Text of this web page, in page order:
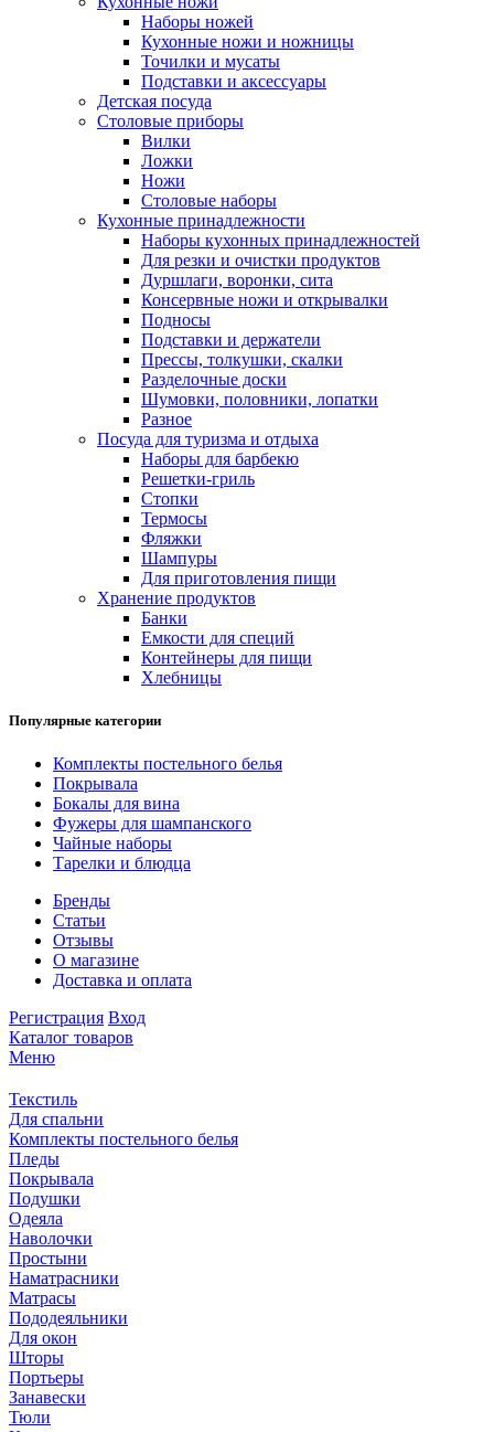
Наборы ножей
Кухонные ножи и ножницы
Точилки и мусаты
Подставки и аксессуары
Детская посуда
Столовые приборы
Вилки
Ложки
Ножи
Столовые наборы
Кухонные принадлежности
Наборы кухонных принадлежностей
Для резки и очистки продуктов
Дуршлаги, воронки, сита
Консервные ножи и открывалки
Подносы
Подставки и держатели
Прессы, толкушки, скалки
Разделочные доски
Шумовки, половники, лопатки
Разное
Посуда для туризма и отдыха
Наборы для барбекю
Решетки-гриль
Стопки
Термосы
Фляжки
Шампуры
Для приготовления пищи
Хранение продуктов
Банки
Емкости для специй
Контейнеры для пищи
Хлебницы
Популярные категории
Комплекты постельного белья
Покрывала
Бокалы для вина
Фужеры для шампанского
Чайные наборы
Тарелки и блюдца
Бренды
Статьи
Отзывы
О магазине
Доставка и оплата
Регистрация Вход
Каталог товаров
Меню
Текстиль
Для спальни
Комплекты постельного белья
Пледы
Покрывала
Подушки
Одеяла
Наволочки
Простыни
Наматрасники
Матрасы
Пододеяльники
Для окон
Шторы
Портьеры
Занавески
Тюли